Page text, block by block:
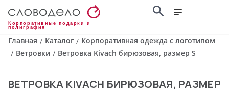
Корпоративные подарки и
полиграфия
Главная / Каталог / Корпоративная одежда с логотипом
/ Ветровки / Ветровка Kivach бирюзовая, размер S
ВЕТРОВКА KIVACH БИРЮЗОВАЯ, РАЗМЕР